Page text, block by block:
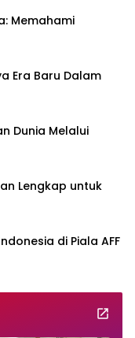
Memahami
Era Baru Dalam
Dunia Melalui
Lengkap untuk
di Piala AFF